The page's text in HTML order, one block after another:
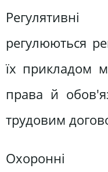
регулюються
їх прикладом
права й
трудовим
Охоронні